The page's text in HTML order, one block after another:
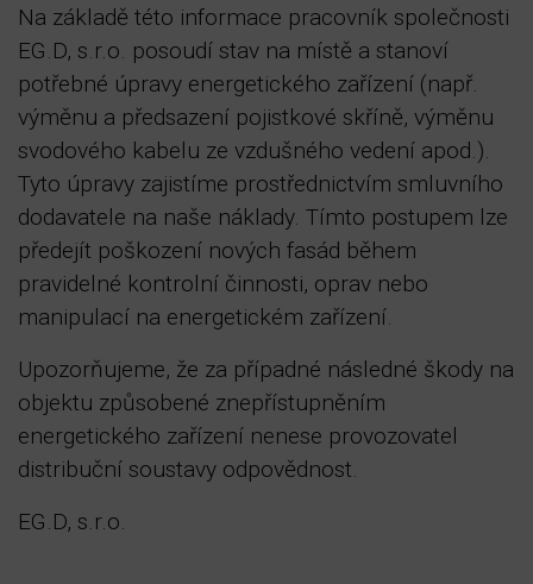
Na základě této informace pracovník společnosti
EG.D, s.r.o. posoudí stav na místě a stanoví
potřebné úpravy energetického zařízení (např.
výměnu a předsazení pojistkové skříně, výměnu
svodového kabelu ze vzdušného vedení apod.).
Tyto úpravy zajistíme prostřednictvím smluvního
dodavatele na naše náklady. Tímto postupem lze
předejít poškození nových fasád během
pravidelné kontrolní činnosti, oprav nebo
manipulací na energetickém zařízení.
Upozorňujeme, že za případné následné škody na
objektu způsobené znepřístupněním
energetického zařízení nenese provozovatel
distribuční soustavy odpovědnost.
EG.D, s.r.o.